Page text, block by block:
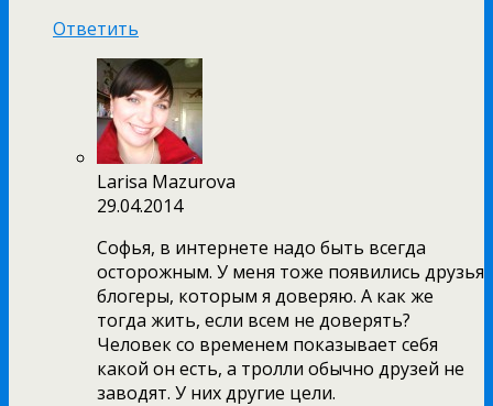
Ответить
Larisa Mazurova
29.04.2014
Софья, в интернете надо быть всегда
осторожным. У меня тоже появились друзья
блогеры, которым я доверяю. А как же
тогда жить, если всем не доверять?
Человек со временем показывает себя
какой он есть, а тролли обычно друзей не
заводят. У них другие цели.